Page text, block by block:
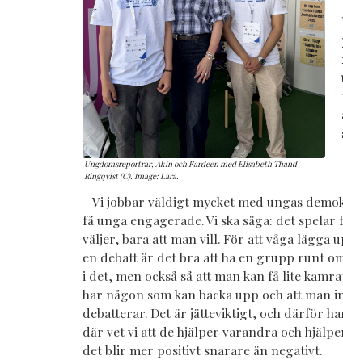
Ungdomsreportrar, Akin och Fardeen med Elisabeth Thand
Ringqvist (C). Image: Lara.
– Vi jobbar väldigt mycket med ungas
få unga engagerade. Vi ska säga: det
väljer, bara att man vill. För att våga lägga
en debatt är det bra att ha en grupp runt
i det, men också så att man kan få lite
har någon som kan backa upp och att man
debatterar. Det är jätteviktigt, och därför
där vet vi att de hjälper varandra och
det blir mer positivt snarare än negativt.